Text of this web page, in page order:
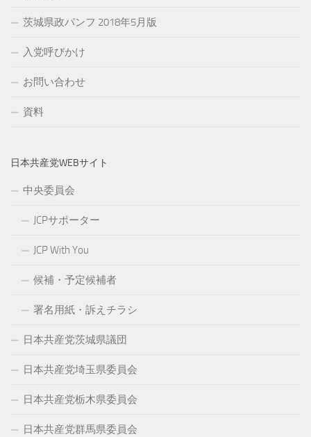
茨城県政パンフ 2018年5月版
入党呼びかけ
お問い合わせ
資料
日本共産党WEBサイト
中央委員会
JCPサポーター
JCP With You
候補・予定候補者
署名用紙・訴えチラシ
日本共産党茨城県議団
日本共産党埼玉県委員会
日本共産党栃木県委員会
日本共産党群馬県委員会